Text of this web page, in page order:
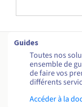
Guides
Toutes nos
ensemble de
de faire vos
différents
Accéder à la